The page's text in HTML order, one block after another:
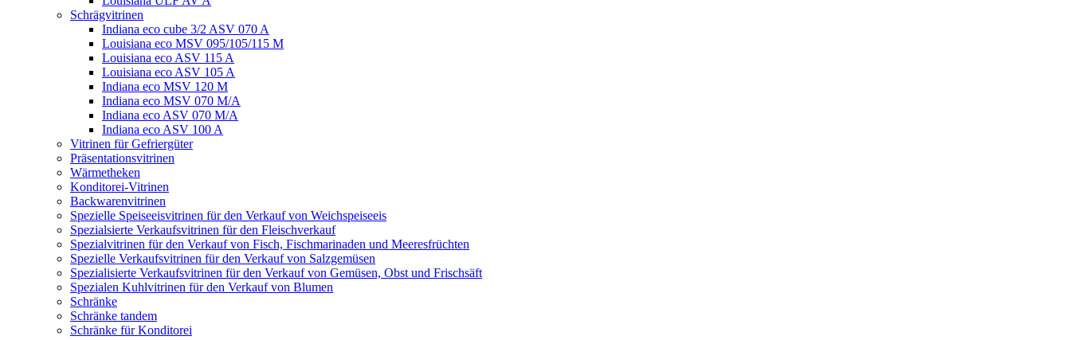
Schrägvitrinen
Indiana eco cube 3/2 ASV 070 A
Louisiana eco MSV 095/105/115 M
Louisiana eco ASV 115 A
Louisiana eco ASV 105 A
Indiana eco MSV 120 M
Indiana eco MSV 070 M/A
Indiana eco ASV 070 M/A
Indiana eco ASV 100 A
Vitrinen für Gefriergüter
Präsentationsvitrinen
Wärmetheken
Konditorei-Vitrinen
Backwarenvitrinen
Spezielle Speiseeisvitrinen für den Verkauf von Weichspeiseeis
Spezialsierte Verkaufsvitrinen für den Fleischverkauf
Spezialvitrinen für den Verkauf von Fisch, Fischmarinaden und Meeresfrüchten
Spezielle Verkaufsvitrinen für den Verkauf von Salzgemüsen
Spezialisierte Verkaufsvitrinen für den Verkauf von Gemüsen, Obst und Frischsäft
Spezialen Kuhlvitrinen für den Verkauf von Blumen
Schränke
Schränke tandem
Schränke für Konditorei